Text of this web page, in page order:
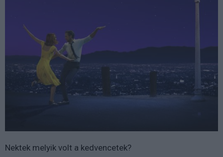
Nektek melyik volt a kedvencetek?